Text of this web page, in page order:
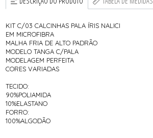
KIT C/03 CALCINHAS PALA ÍRIS NALICI
EM MICROFIBRA
MALHA FRIA DE ALTO PADRÃO
MODELO TANGA C/PALA
MODELAGEM PERFEITA
CORES VARIADAS
TECIDO:
90%POLIAMIDA
10%ELASTANO
FORRO:
100%ALGODÃO